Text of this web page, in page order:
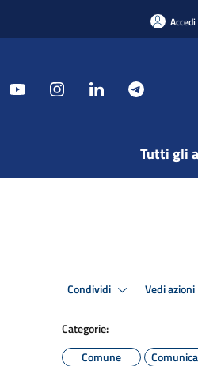
Tutti gli
Condividi Vedi azioni
Categorie:
Comune